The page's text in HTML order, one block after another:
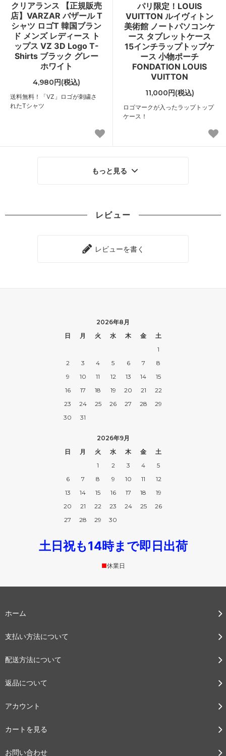
クリアランス 【正規販売
店】VARZAR バザール T
シャツ ロゴT 韓国ブラン
ド メンズ レディース ト
ップス VZ 3D Logo T-
Shirts ブラック グレー
ホワイト
4,980円(税込)
送料無料！「VZ」ロゴが刺繍さ
れたTシャツ
パリ限定！LOUIS
VUITTON ルイヴィトン
美術館 ノートパソコンケ
ース タブレットケース
15インチラップトップケ
ース 小物ポーチ
FONDATION LOUIS
VUITTON
11,000円(税込)
ロゴマークが入ったラップトップ
ケース！
もっと見る
レビュー
レビューを書く
2026年8月
日
月 火 水 木 金
土
1
2
3 4 5 6 7
8
9
10 11 12 13 14
15
16
17 18 19 20 21
22
23
24 25 26 27 28
29
30
31
2026年9月
日
月 火 水 木 金
土
1
2 3 4
5
6
7 8 9 10 11
12
13
14 15 16 17 18
19
20
21 22 23 24 25
26
27
28 29 30
土日祝も14時まで即日出荷
■休業日
ホーム
支払い方法について
配送方法について
返品について
アカウント
カートを見る
お問い合わせ